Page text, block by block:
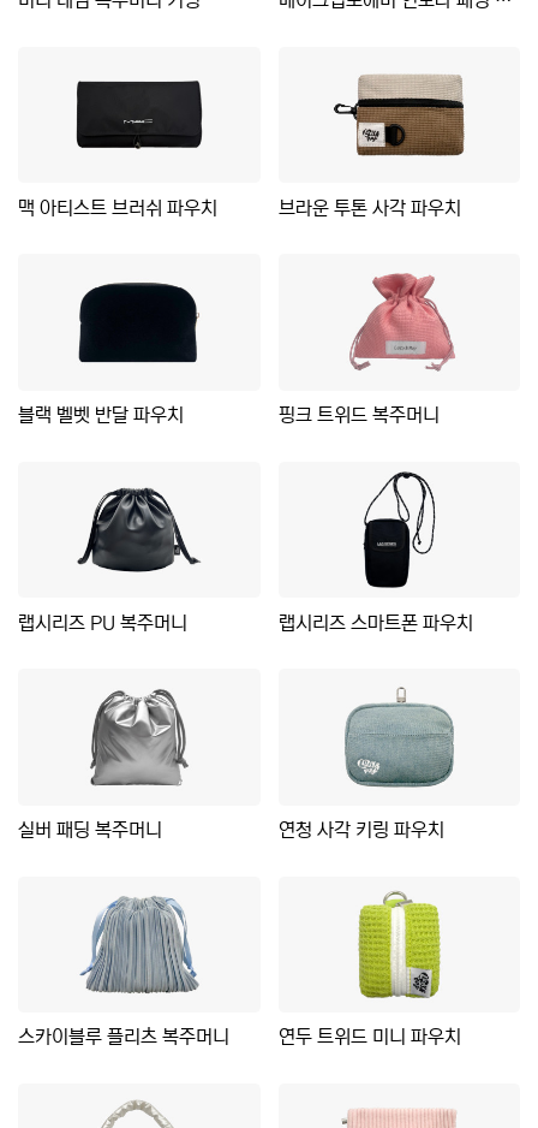
맥 아티스트 브러쉬 파우치 브라운 투톤 사각 파우치
블랙 벨벳 반달 파우치 핑크 트위드 복주머니
랩시리즈 PU 복주머니 랩시리즈 스마트폰 파우치
실버 패딩 복주머니 연청 사각 키링 파우치
스카이블루 플리츠 복주머니 연두 트위드 미니 파우치